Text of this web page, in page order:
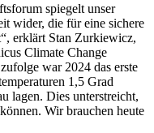
spiegelt unser
wider, die für eine sichere
erklärt Stan Zurkiewicz,
Climate Change
war 2024 das erste
1,5 Grad
lagen. Dies unterstreicht,
Wir brauchen heute